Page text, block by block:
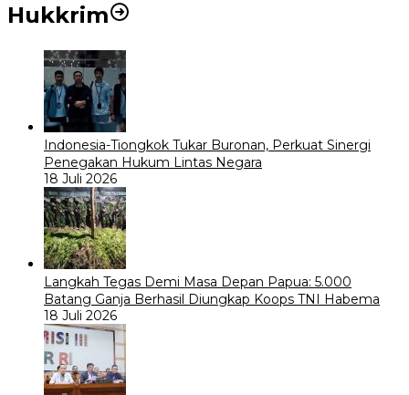
Hukkrim
Indonesia-Tiongkok Tukar Buronan, Perkuat Sinergi
Penegakan Hukum Lintas Negara
18 Juli 2026
Langkah Tegas Demi Masa Depan Papua: 5.000
Batang Ganja Berhasil Diungkap Koops TNI Habema
18 Juli 2026